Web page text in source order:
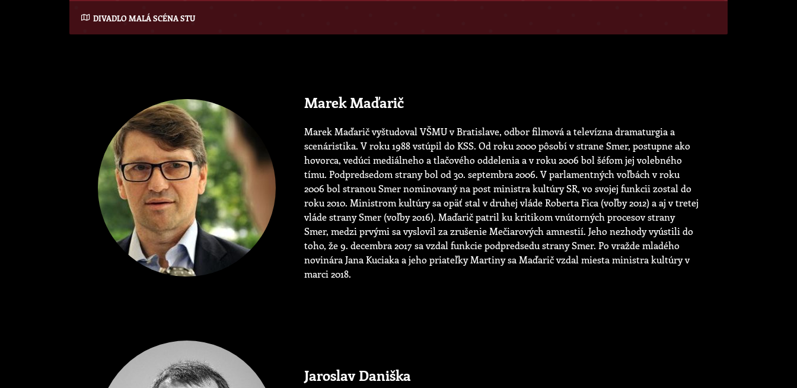
DIVADLO MALÁ SCÉNA STU
Marek Maďarič
Marek Maďarič vyštudoval VŠMU v Bratislave, odbor filmová a televízna dramaturgia a
scenáristika. V roku 1988 vstúpil do KSS. Od roku 2000 pôsobí v strane Smer, postupne ako
hovorca, vedúci mediálneho a tlačového oddelenia a v roku 2006 bol šéfom jej volebného
tímu. Podpredsedom strany bol od 30. septembra 2006. V parlamentných voľbách v roku
2006 bol stranou Smer nominovaný na post ministra kultúry SR, vo svojej funkcii zostal do
roku 2010. Ministrom kultúry sa opäť stal v druhej vláde Roberta Fica (voľby 2012) a aj v tretej
vláde strany Smer (voľby 2016). Maďarič patril ku kritikom vnútorných procesov strany
Smer, medzi prvými sa vyslovil za zrušenie Mečiarových amnestií. Jeho nezhody vyústili do
toho, že 9. decembra 2017 sa vzdal funkcie podpredsedu strany Smer. Po vražde mladého
novinára Jana Kuciaka a jeho priateľky Martiny sa Maďarič vzdal miesta ministra kultúry v
marci 2018.
Jaroslav Daniška